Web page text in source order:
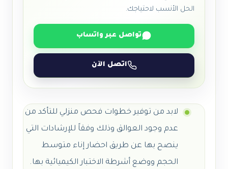
الحل الأنسب لاحتياجك.
تواصل عبر واتساب
اتصل الآن
لابد من توفير خطوات فحص منزلي للتأكد من
عدم وجود العوالق وذلك وفقاً للإرشادات التي
ينصح بها عن طريق احضار إناء متوسط
الحجم ووضع أشرطة الاختبار الكيميائية بها.